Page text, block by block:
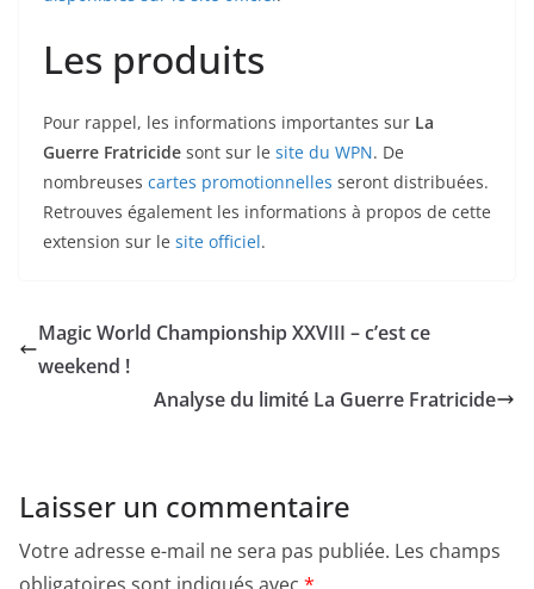
Les produits
Pour rappel, les informations importantes sur La
Guerre Fratricide sont sur le site du WPN. De
nombreuses cartes promotionnelles seront distribuées.
Retrouves également les informations à propos de cette
extension sur le site officiel.
Magic World Championship XXVIII – c’est ce
weekend !
Analyse du limité La Guerre Fratricide
Laisser un commentaire
Votre adresse e-mail ne sera pas publiée. Les champs